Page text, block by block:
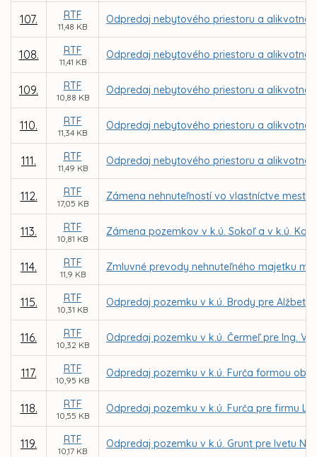
107. RTF
11,48 KB
Odpredaj nebytového priestoru a alikvotnej
108. RTF
11,41 KB
Odpredaj nebytového priestoru a alikvotnej
109. RTF
10,88 KB
Odpredaj nebytového priestoru a alikvotnej
110. RTF
11,34 KB
Odpredaj nebytového priestoru a alikvotnej
111. RTF
11,49 KB
Odpredaj nebytového priestoru a alikvotnej
112. RTF
17,05 KB
Zámena nehnuteľností vo vlastníctve mesta
113. RTF
10,81 KB
Zámena pozemkov v k.ú. Sokoľ a v k.ú.
114. RTF
11,9 KB
Zmluvné prevody nehnuteľného majetku
115. RTF
10,31 KB
Odpredaj pozemku v k.ú. Brody pre Alžbetu
116. RTF
10,32 KB
Odpredaj pozemku v k.ú. Čermeľ pre Ing.
117. RTF
10,95 KB
Odpredaj pozemku v k.ú. Furča formou
118. RTF
10,55 KB
Odpredaj pozemku v k.ú. Furča pre firmu
119. RTF
10,17 KB
Odpredaj pozemku v k.ú. Grunt pre Ivetu